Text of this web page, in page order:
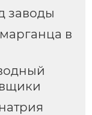
заводы
в